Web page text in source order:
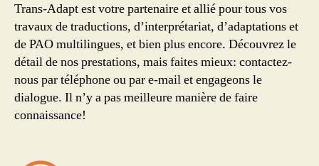
Trans-Adapt est votre partenaire et allié pour tous vos
travaux de traductions, d’interprétariat, d’adaptations et
de PAO multilingues, et bien plus encore. Découvrez le
détail de nos prestations, mais faites mieux: contactez-
nous par téléphone ou par e-mail et engageons le
dialogue. Il n’y a pas meilleure manière de faire
connaissance!